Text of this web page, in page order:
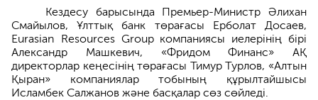
Кездесу барысында Премьер-Министр Әлихан
Смайылов, Ұлттық банк төрағасы Ерболат Досаев,
Eurasian Resources Group компаниясы иелерінің бірі
Александр Машкевич, «Фридом Финанс» АҚ
директорлар кеңесінің төрағасы Тимур Турлов, «Алтын
Қыран» компаниялар тобының құрылтайшысы
Исламбек Салжанов және басқалар сөз сөйледі.